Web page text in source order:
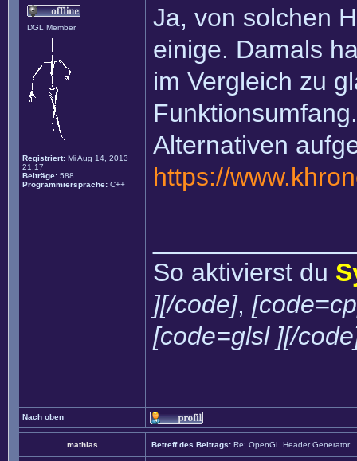
DGL Member
Registriert: Mi Aug 14, 2013
21:17
Beiträge: 588
Programmiersprache: C++
Ja, von solchen
einige. Damals
im Vergleich zu
Alternativen
https://
So aktivierst du
][/code],
[code=glsl ][/
Nach oben
mathias Betreff des Beitrags: Re: OpenGL Header Generator